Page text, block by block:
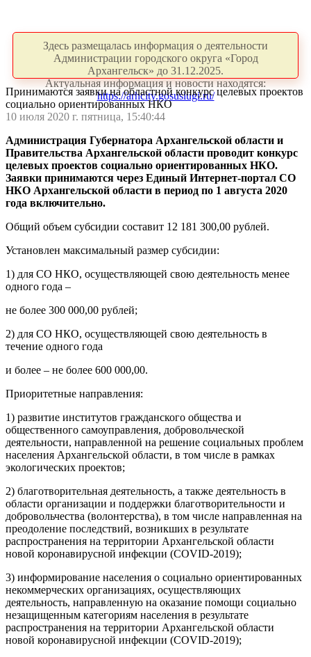
Здесь размещалась информация о деятельности
Администрации городского округа «Город
Архангельск» до 31.12.2025.
Актуальная информация и новости находятся:
https://arhcity.gosuslugi.ru/
Принимаются заявки на областной конкурс целевых проектов
социально ориентированных НКО
10 июля 2020 г. пятница, 15:40:44
Администрация Губернатора Архангельской области и
Правительства Архангельской области проводит конкурс
целевых проектов социально ориентированных НКО.
Заявки принимаются через Единый Интернет-портал СО
НКО Архангельской области в период по 1 августа 2020
года включительно.
Общий объем субсидии составит 12 181 300,00 рублей.
Установлен максимальный размер субсидии:
1) для СО НКО, осуществляющей свою деятельность менее
одного года –
не более 300 000,00 рублей;
2) для СО НКО, осуществляющей свою деятельность в
течение одного года
и более – не более 600 000,00.
Приоритетные направления:
1) развитие институтов гражданского общества и
общественного самоуправления, добровольческой
деятельности, направленной на решение социальных проблем
населения Архангельской области, в том числе в рамках
экологических проектов;
2) благотворительная деятельность, а также деятельность в
области организации и поддержки благотворительности и
добровольчества (волонтерства), в том числе направленная на
преодоление последствий, возникших в результате
распространения на территории Архангельской области
новой коронавирусной инфекции (COVID-2019);
3) информирование населения о социально ориентированных
некоммерческих организациях, осуществляющих
деятельность, направленную на оказание помощи социально
незащищенным категориям населения в результате
распространения на территории Архангельской области
новой коронавирусной инфекции (COVID-2019);